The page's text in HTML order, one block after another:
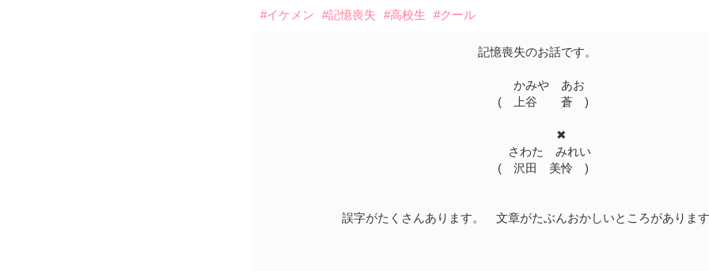
#イケメン #記憶喪失 #高校生 #クール
記憶喪失のお話です。
かみや あお
( 上谷 蒼 )
✖
さわた みれい
( 沢田 美怜 )
誤字がたくさんあります。 文章がたぶんおかしいところがありま